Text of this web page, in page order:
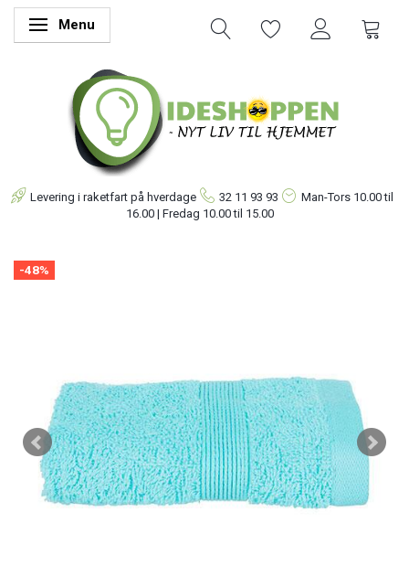
Skifte navigation
Menu
Levering i raketfart på hverdage 32 11 93 93 Man-Tors 10.00 til
16.00 | Fredag 10.00 til 15.00
-48%